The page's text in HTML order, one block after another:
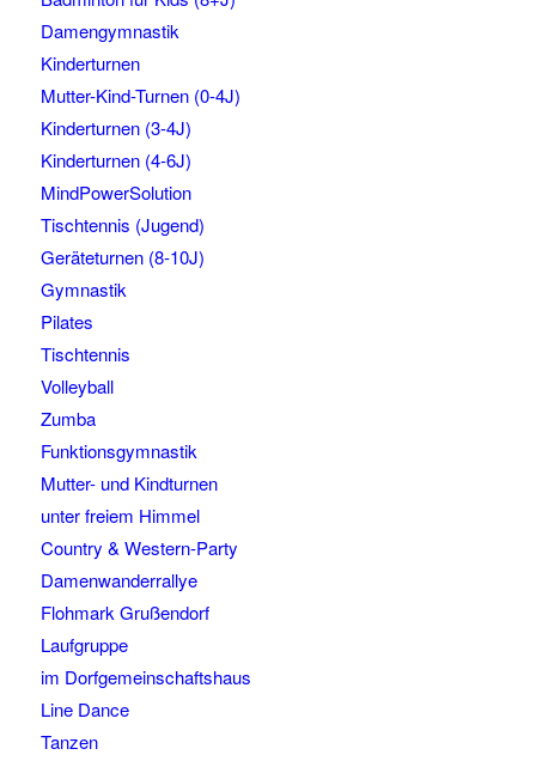
Damengymnastik
Kinderturnen
Mutter-Kind-Turnen (0-4J)
Kinderturnen (3-4J)
Kinderturnen (4-6J)
MindPowerSolution
Tischtennis (Jugend)
Geräteturnen (8-10J)
Gymnastik
Pilates
Tischtennis
Volleyball
Zumba
Funktionsgymnastik
Mutter- und Kindturnen
unter freiem Himmel
Country & Western-Party
Damenwanderrallye
Flohmark Grußendorf
Laufgruppe
im Dorfgemeinschaftshaus
Line Dance
Tanzen